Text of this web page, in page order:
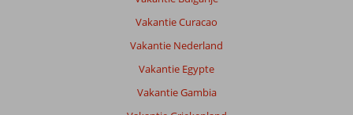
Vakantie Curacao
Vakantie Nederland
Vakantie Egypte
Vakantie Gambia